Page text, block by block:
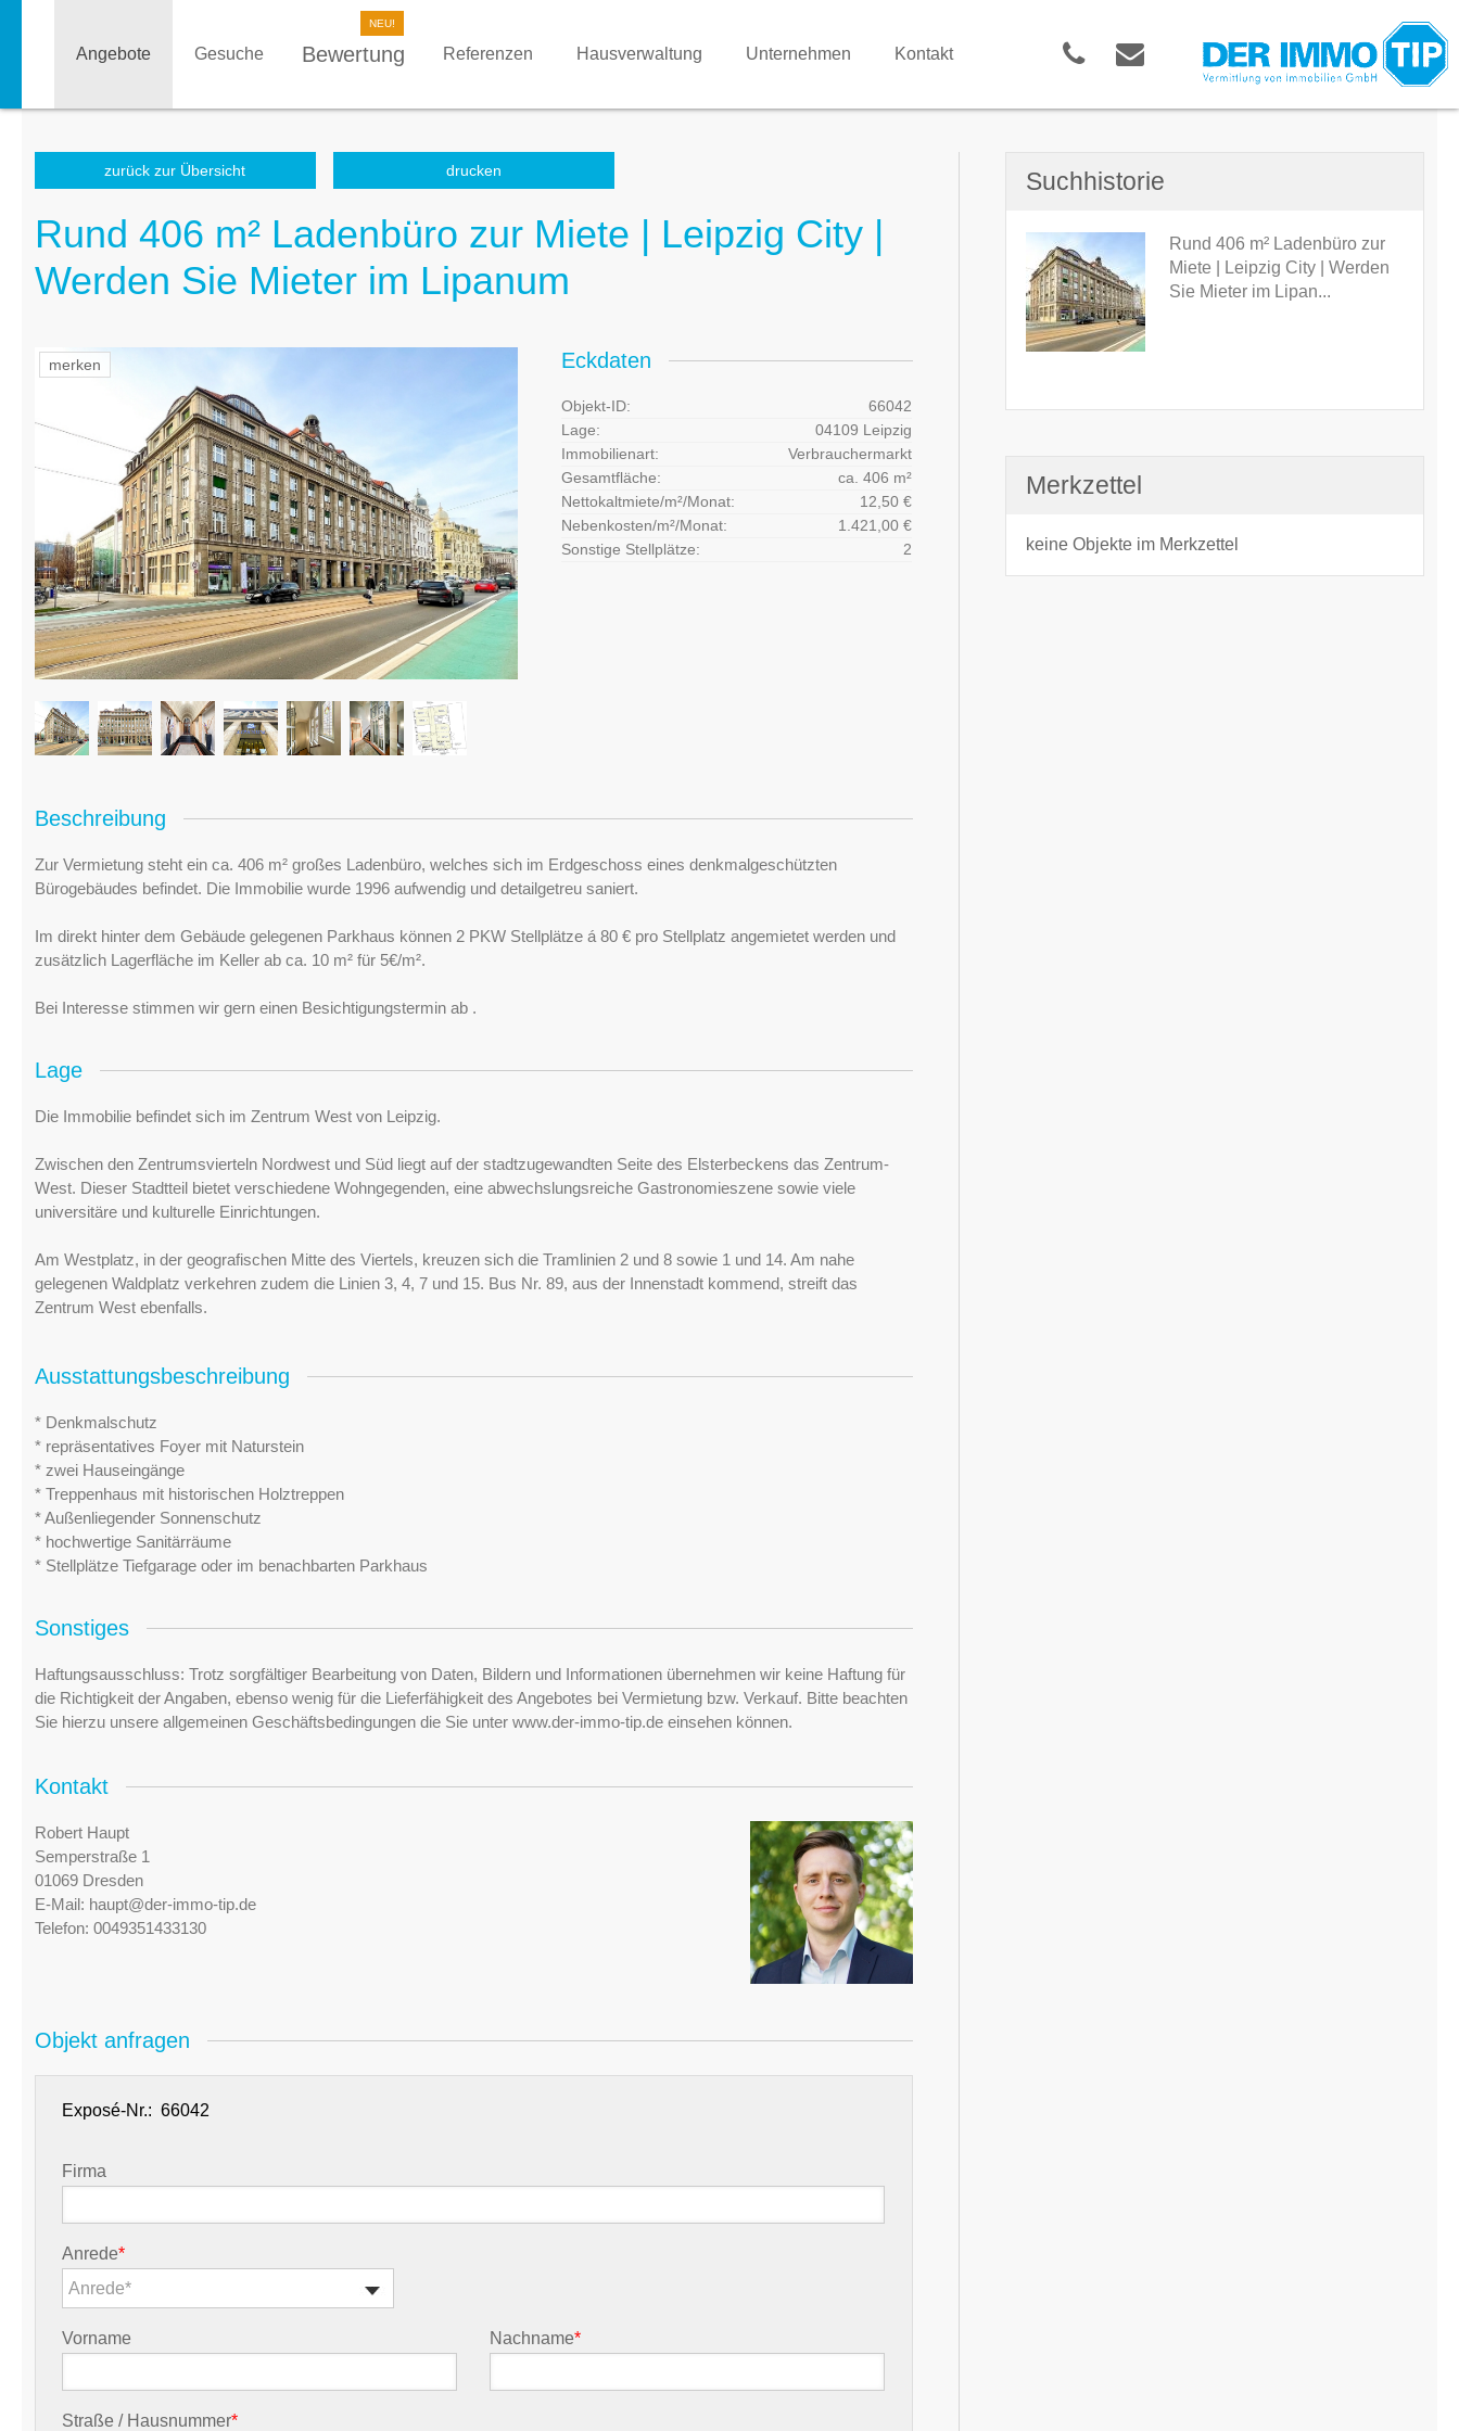
Angebote Gesuche Bewertung Referenzen Hausverwaltung Unternehmen Kontakt
zurück zur Übersicht drucken
Rund 406 m² Ladenbüro zur Miete | Leipzig City |
Werden Sie Mieter im Lipanum
merken Eckdaten
Objekt-ID:
66042
Lage:
04109 Leipzig
Immobilienart:
Verbrauchermarkt
Gesamtfläche:
ca. 406 m²
Nettokaltmiete/m²/Monat:
12,50 €
Nebenkosten/m²/Monat:
1.421,00 €
Sonstige Stellplätze:
2
Beschreibung
Zur Vermietung steht ein ca. 406 m² großes Ladenbüro, welches sich im Erdgeschoss eines denkmalgeschützten
Bürogebäudes befindet. Die Immobilie wurde 1996 aufwendig und detailgetreu saniert.
Im direkt hinter dem Gebäude gelegenen Parkhaus können 2 PKW Stellplätze á 80 € pro Stellplatz angemietet werden und
zusätzlich Lagerfläche im Keller ab ca. 10 m² für 5€/m².
Bei Interesse stimmen wir gern einen Besichtigungstermin ab .
Lage
Die Immobilie befindet sich im Zentrum West von Leipzig.
Zwischen den Zentrumsvierteln Nordwest und Süd liegt auf der stadtzugewandten Seite des Elsterbeckens das Zentrum-
West. Dieser Stadtteil bietet verschiedene Wohngegenden, eine abwechslungsreiche Gastronomieszene sowie viele
universitäre und kulturelle Einrichtungen.
Am Westplatz, in der geografischen Mitte des Viertels, kreuzen sich die Tramlinien 2 und 8 sowie 1 und 14. Am nahe
gelegenen Waldplatz verkehren zudem die Linien 3, 4, 7 und 15. Bus Nr. 89, aus der Innenstadt kommend, streift das
Zentrum West ebenfalls.
Ausstattungsbeschreibung
* Denkmalschutz
* repräsentatives Foyer mit Naturstein
* zwei Hauseingänge
* Treppenhaus mit historischen Holztreppen
* Außenliegender Sonnenschutz
* hochwertige Sanitärräume
* Stellplätze Tiefgarage oder im benachbarten Parkhaus
Sonstiges
Haftungsausschluss: Trotz sorgfältiger Bearbeitung von Daten, Bildern und Informationen übernehmen wir keine Haftung für
die Richtigkeit der Angaben, ebenso wenig für die Lieferfähigkeit des Angebotes bei Vermietung bzw. Verkauf. Bitte beachten
Sie hierzu unsere allgemeinen Geschäftsbedingungen die Sie unter www.der-immo-tip.de einsehen können.
Kontakt
Robert Haupt
Semperstraße 1
01069 Dresden
E-Mail: haupt@der-immo-tip.de
Telefon: 0049351433130
Objekt anfragen
Exposé-Nr.:
Firma
Anrede*
Anrede*
Vorname Nachname*
Straße / Hausnummer*
Suchhistorie
Rund 406 m² Ladenbüro zur
Miete | Leipzig City | Werden
Sie Mieter im Lipan...
Merkzettel
keine Objekte im Merkzettel